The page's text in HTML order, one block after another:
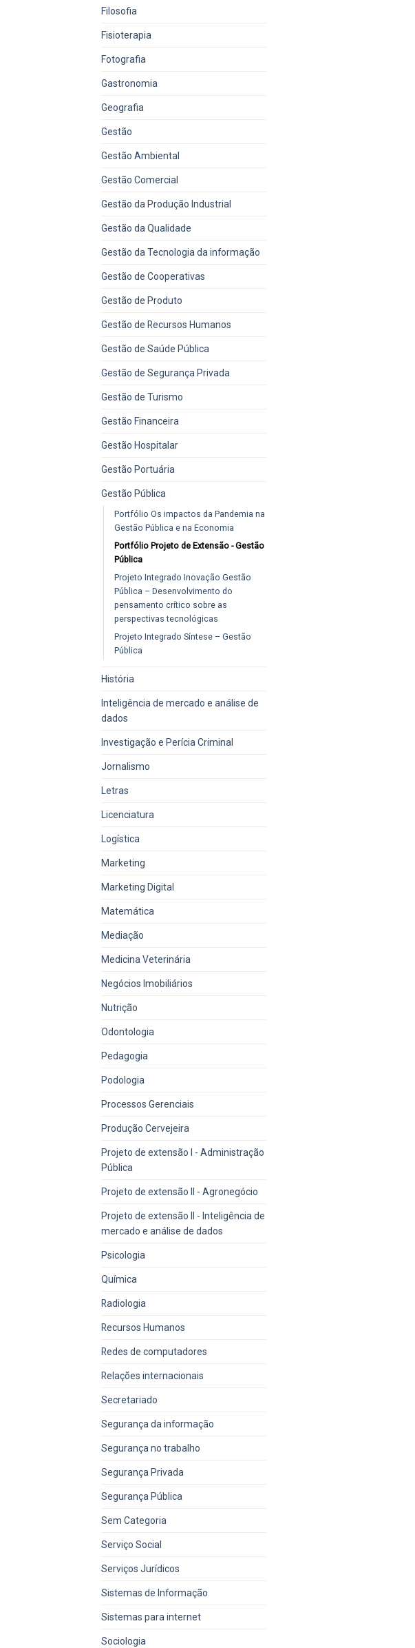
Filosofia
Fisioterapia
Fotografia
Gastronomia
Geografia
Gestão
Gestão Ambiental
Gestão Comercial
Gestão da Produção Industrial
Gestão da Qualidade
Gestão da Tecnologia da informação
Gestão de Cooperativas
Gestão de Produto
Gestão de Recursos Humanos
Gestão de Saúde Pública
Gestão de Segurança Privada
Gestão de Turismo
Gestão Financeira
Gestão Hospitalar
Gestão Portuária
Gestão Pública
Portfólio Os impactos da Pandemia na
Gestão Pública e na Economia
Portfólio Projeto de Extensão - Gestão
Pública
Projeto Integrado Inovação Gestão
Pública – Desenvolvimento do
pensamento crítico sobre as
perspectivas tecnológicas
Projeto Integrado Síntese – Gestão
Pública
História
Inteligência de mercado e análise de
dados
Investigação e Perícia Criminal
Jornalismo
Letras
Licenciatura
Logística
Marketing
Marketing Digital
Matemática
Mediação
Medicina Veterinária
Negócios Imobiliários
Nutrição
Odontologia
Pedagogia
Podologia
Processos Gerenciais
Produção Cervejeira
Projeto de extensão I - Administração
Pública
Projeto de extensão II - Agronegócio
Projeto de extensão II - Inteligência de
mercado e análise de dados
Psicologia
Química
Radiologia
Recursos Humanos
Redes de computadores
Relações internacionais
Secretariado
Segurança da informação
Segurança no trabalho
Segurança Privada
Segurança Pública
Sem Categoria
Serviço Social
Serviços Jurídicos
Sistemas de Informação
Sistemas para internet
Sociologia